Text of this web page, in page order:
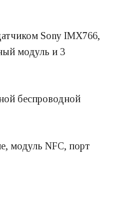
Sony IMX766,
модуль и 3
беспроводной
модуль NFC, порт